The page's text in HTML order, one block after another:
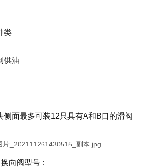
类
供油
面最多可装12只具有A和B口的滑阀
向阀型号：